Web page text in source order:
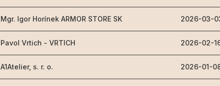
Mgr. Igor Horínek ARMOR STORE SK 2026-03-
Pavol Vrtich - VRTICH 2026-02-
A1Atelier, s. r. o. 2026-01-